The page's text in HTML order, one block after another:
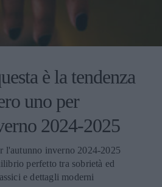
è la tendenza
uno per
2024-2025
l'autunno inverno 2024-2025
perfetto tra sobrietà ed
e dettagli moderni